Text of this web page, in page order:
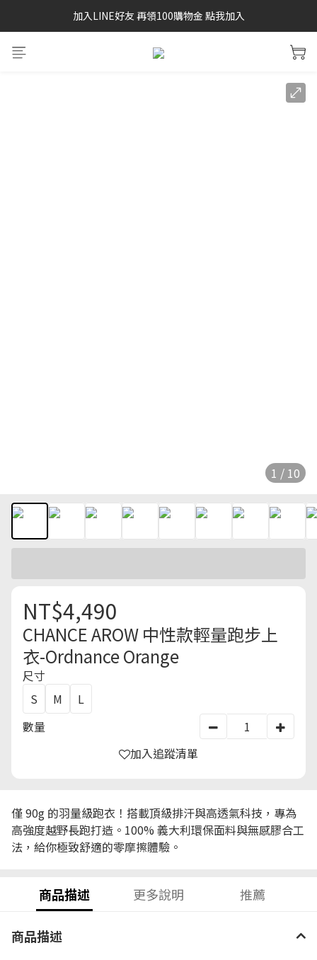
SAYSKY 26'春夏兩件85折
加入LINE好友 再領100購物金 點我加入
SAYSKY 26'春夏兩件85折
1 / 10
NT$4,490
CHANCE AROW 中性款輕量跑步上
衣-Ordnance Orange
尺寸
S
M
L
數量
加入追蹤清單
僅 90g 的羽量級跑衣！搭載頂級排汗與高透氣科技，專為
高強度越野長跑打造。100% 義大利環保面料與無感膠合工
法，給你極致舒適的零摩擦體驗。
商品描述 更多說明 推薦
商品描述